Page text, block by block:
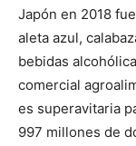
Japón en 2018
aleta azul,
bebidas
comercial
es superavitaria
997 millones de